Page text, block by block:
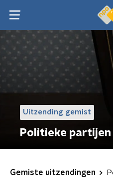
Uitzending gemist
Politieke partijen
Gemiste uitzendingen